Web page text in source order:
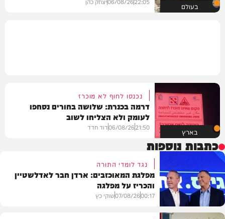
בעולם
בארץ
נכנסו לחוף לא מוכרז
דרמה בכנרת: שלושה בחורים נסחפו
לעומק ולא הצליחו לשוב
21:50
06/08/26דוד חדד
כתבות נוספות
נגד לומדי התורה
מפלגת המאוכזבים: ארדן חבר לאדלשטיין
והכריז על מפלגה
00:17
07/08/26שוקי כץ